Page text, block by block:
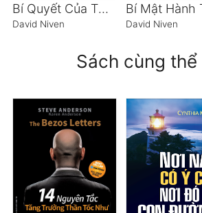
Bí Quyết Của Thành Công
David Niven David Niven
Sách cùng thể